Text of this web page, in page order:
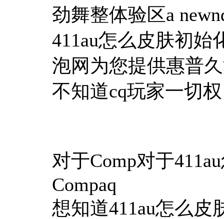
劲舞整体验区a
411au怎么皮肤初始
泡网为您提供惠普
不知道cq玩家一切权
对于Comp对于
Compaq
想知道411au怎么皮